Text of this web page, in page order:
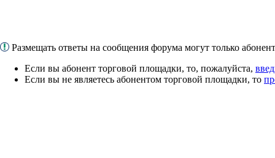
Размещать ответы на сообщения форума могут только
Если вы абонент торговой площадки, то, пожалуйста,
Если вы не являетесь абонентом торговой площадки, то